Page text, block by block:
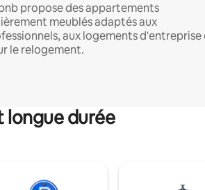
propose des appartements
meublés adaptés aux
aux logements d'entreprise
le relogement.
longue durée